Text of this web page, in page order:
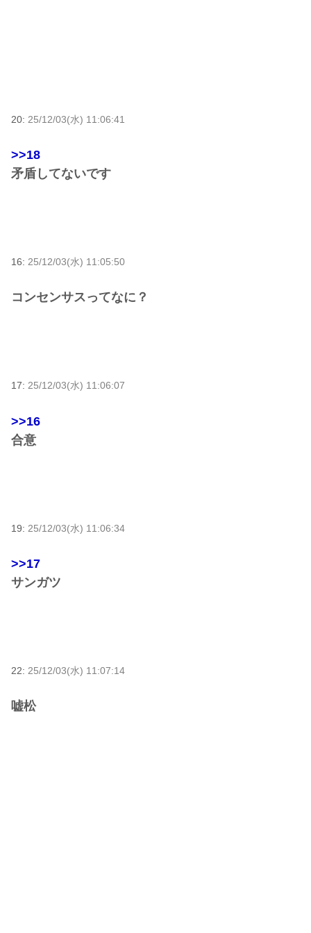
20: 25/12/03(水) 11:06:41
>>18
矛盾してないです
16: 25/12/03(水) 11:05:50
コンセンサスってなに？
17: 25/12/03(水) 11:06:07
>>16
合意
19: 25/12/03(水) 11:06:34
>>17
サンガツ
22: 25/12/03(水) 11:07:14
嘘松